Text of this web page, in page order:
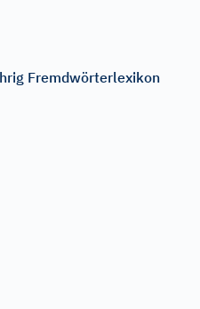
Fremdwörterlexikon